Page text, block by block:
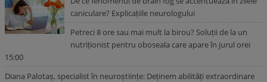
caniculare? Explicațiile neurologului
Petreci 8 ore sau mai mult la birou? Soluții de la un
nutriționist pentru oboseala care apare în jurul orei
15:00
Diana Palotaș, specialist în neuroștiințe: Deținem abilități extraordinare